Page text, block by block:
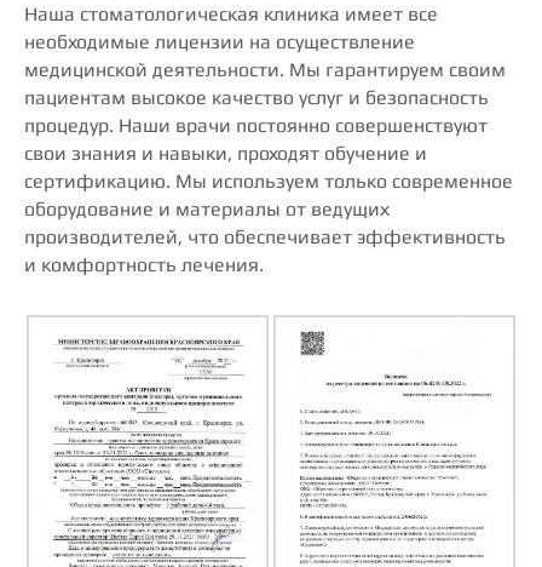
Наша стоматологическая клиника имеет все
необходимые лицензии на осуществление
медицинской деятельности. Мы гарантируем своим
пациентам высокое качество услуг и безопасность
процедур. Наши врачи постоянно совершенствуют
свои знания и навыки, проходят обучение и
сертификацию. Мы используем только современное
оборудование и материалы от ведущих
производителей, что обеспечивает эффективность
и комфортность лечения.